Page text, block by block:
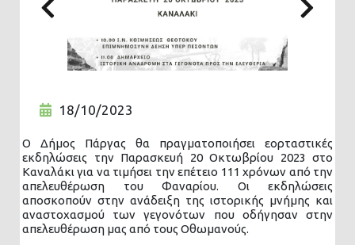
Previous
18/10/2023
Ο Δήμος Πάργας θα πραγματοποιήσει εορταστικές
εκδηλώσεις την Παρασκευή 20 Οκτωβρίου 2023 στο
Καναλάκι για να τιμήσει την επέτειο 111 χρόνων από την
απελευθέρωση του Φαναρίου. Οι εκδηλώσεις
αποσκοπούν στην ανάδειξη της ιστορικής μνήμης και
αναστοχασμού των γεγονότων που οδήγησαν στην
απελευθέρωση μας από τους Οθωμανούς.